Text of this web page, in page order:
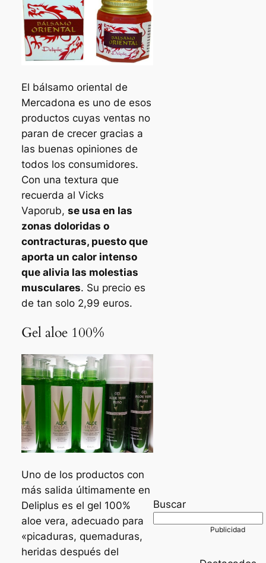
El bálsamo oriental de
Mercadona es uno de esos
productos cuyas ventas no
paran de crecer gracias a
las buenas opiniones de
todos los consumidores.
Con una textura que
recuerda al Vicks
Vaporub, se usa en las
zonas doloridas o
contracturas, puesto que
aporta un calor intenso
que alivia las molestias
musculares. Su precio es
de tan solo 2,99 euros.
Gel aloe 100%
Uno de los productos con
más salida últimamente en
Deliplus es el gel 100%
aloe vera, adecuado para
«picaduras, quemaduras,
heridas después del
Buscar